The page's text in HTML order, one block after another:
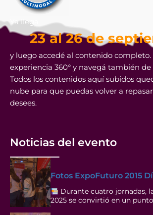
Ya llega
23 al 26 de
y luego accedé al contenido
experiencia 360° y navegá también
Todos los contenidos aquí subidos
nube para que puedas volver a
desees.
Noticias del evento
Fotos ExpoFuturo 2015
Durante cuatro jornadas,
2025 se convirtió en un